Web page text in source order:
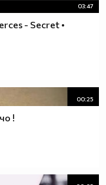
03:47
- Secret •
00:25
!